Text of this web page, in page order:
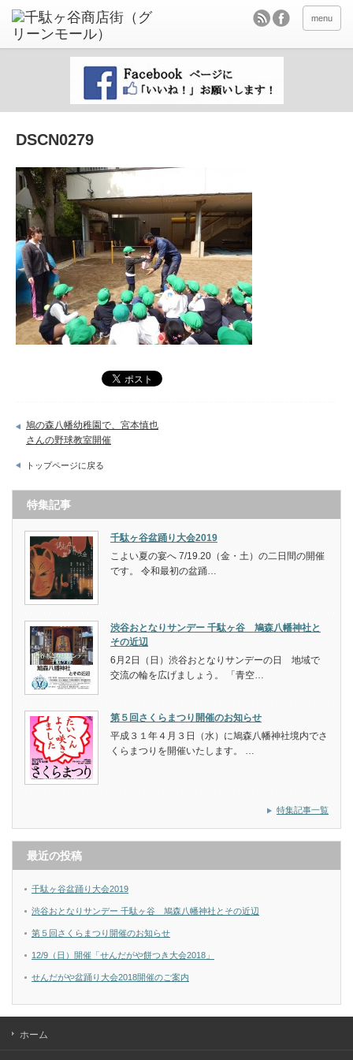
menu
DSCN0279
鳩の森八幡幼稚園で、宮本慎也
さんの野球教室開催
トップページに戻る
特集記事
千駄ヶ谷盆踊り大会2019
こよい夏の宴へ 7/19.20（金・土）の二日間の開催
です。 令和最初の盆踊…
渋谷おとなりサンデー 千駄ヶ谷 鳩森八幡神社と
その近辺
6月2日（日）渋谷おとなりサンデーの日 地域で
交流の輪を広げましょう。 「青空…
第５回さくらまつり開催のお知らせ
平成３１年４月３日（水）に鳩森八幡神社境内でさ
くらまつりを開催いたします。 …
特集記事一覧
最近の投稿
千駄ヶ谷盆踊り大会2019
渋谷おとなりサンデー 千駄ヶ谷 鳩森八幡神社とその近辺
第５回さくらまつり開催のお知らせ
12/9（日）開催「せんだがや餅つき大会2018」
せんだがや盆踊り大会2018開催のご案内
ホーム